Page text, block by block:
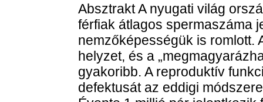
Absztrakt A nyugati világ
férfiak átlagos spermaszáma
nemzőképességük is romlott.
helyzet, és a
gyakoribb. A reproduktív
defektusát az eddigi